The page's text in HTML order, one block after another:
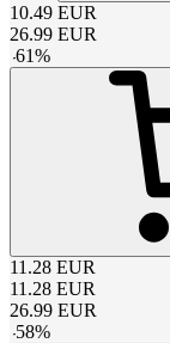
10.49 EUR
26.99 EUR
-61%
11.28 EUR
11.28 EUR
26.99 EUR
-58%